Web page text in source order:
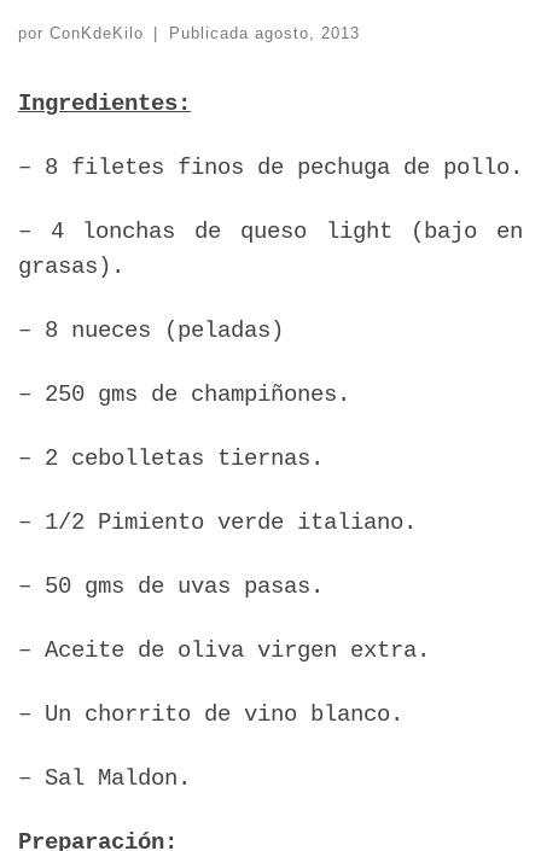
por ConKdeKilo Publicada agosto, 2013
Ingredientes:
– 8 filetes finos de pechuga de pollo.
– 4 lonchas de queso light (bajo en
grasas).
– 8 nueces (peladas)
– 250 gms de champiñones.
– 2 cebolletas tiernas.
– 1/2 Pimiento verde italiano.
– 50 gms de uvas pasas.
– Aceite de oliva virgen extra.
– Un chorrito de vino blanco.
– Sal Maldon.
Preparación: